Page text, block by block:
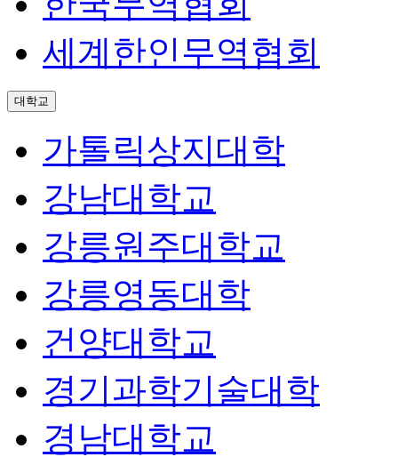
세계한인무역협회
대학교
가톨릭상지대학
강남대학교
강릉원주대학교
강릉영동대학
건양대학교
경기과학기술대학
경남대학교